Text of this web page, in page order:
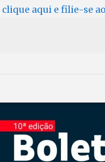
clique aqui e filie-se